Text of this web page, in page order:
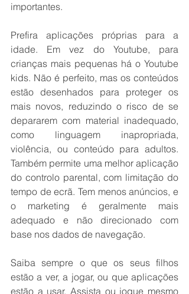
importantes.
Prefira aplicações próprias para a
idade. Em vez do Youtube, para
crianças mais pequenas há o Youtube
kids. Não é perfeito, mas os conteúdos
estão desenhados para proteger os
mais novos, reduzindo o risco de se
depararem com material inadequado,
como linguagem inapropriada,
violência, ou conteúdo para adultos.
Também permite uma melhor aplicação
do controlo parental, com limitação do
tempo de ecrã. Tem menos anúncios, e
o marketing é geralmente mais
adequado e não direcionado com
base nos dados de navegação.
Saiba sempre o que os seus filhos
estão a ver, a jogar, ou que aplicações
estão a usar. Assista ou jogue mesmo